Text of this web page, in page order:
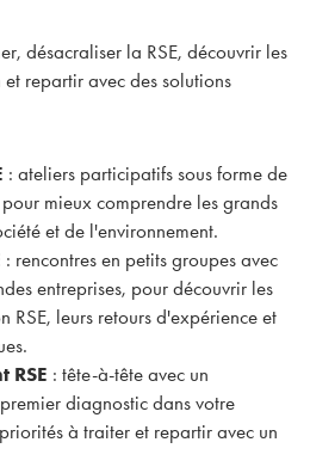
désacraliser la RSE, découvrir les
repartir avec des solutions
: ateliers participatifs sous forme de
mieux comprendre les grands
et de l'environnement.
: rencontres en petits groupes avec
entreprises, pour découvrir les
RSE, leurs retours d'expérience et
RSE : tête-à-tête avec un
diagnostic dans votre
à traiter et repartir avec un